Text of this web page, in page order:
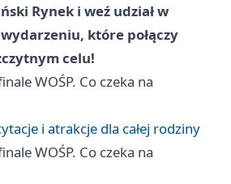
Rynek i weź udział w
które połączy
celu!
WOŚP. Co czeka na
i atrakcje dla całej rodziny
WOŚP. Co czeka na